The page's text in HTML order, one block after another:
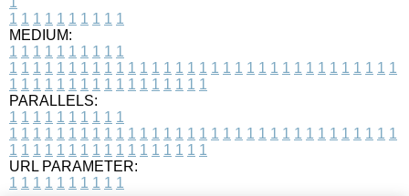
1 1 1 1 1 1 1 1 1 1
MEDIUM:
1 1 1 1 1 1 1 1 1 1
1 1 1 1 1 1 1 1 1 1 1 1 1 1 1 1 1 1 1 1 1 1 1 1 1 1 1 1 1 1 1 1 1
1 1 1 1 1 1 1 1 1 1 1 1 1 1 1 1 1
PARALLELS:
1 1 1 1 1 1 1 1 1 1
1 1 1 1 1 1 1 1 1 1 1 1 1 1 1 1 1 1 1 1 1 1 1 1 1 1 1 1 1 1 1 1 1
1 1 1 1 1 1 1 1 1 1 1 1 1 1 1 1 1
URL PARAMETER:
1 1 1 1 1 1 1 1 1 1